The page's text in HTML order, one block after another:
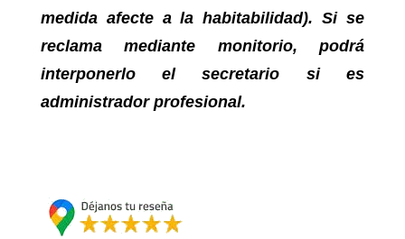
medida afecte a la habitabilidad). Si se
reclama mediante monitorio, podrá
interponerlo el secretario si es
administrador profesional.